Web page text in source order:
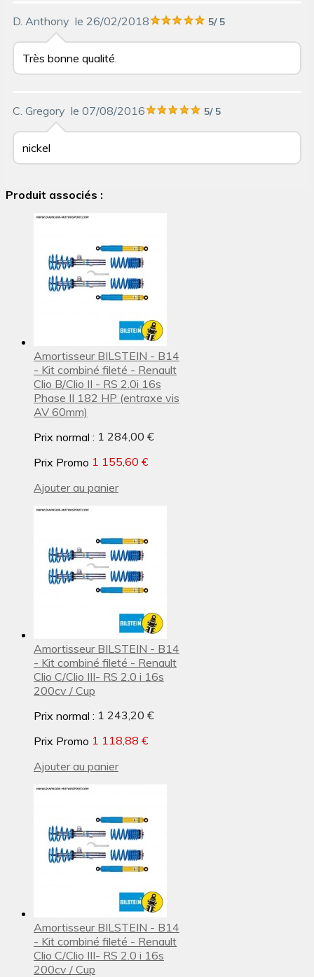
D. Anthony le 26/02/2018 5/ 5
Très bonne qualité.
C. Gregory le 07/08/2016 5/ 5
nickel
Produit associés :
Amortisseur BILSTEIN - B14
- Kit combiné fileté - Renault
Clio B/Clio II - RS 2.0i 16s
Phase II 182 HP (entraxe vis
AV 60mm)
Prix normal : 1 284,00 €
Prix Promo 1 155,60 €
Ajouter au panier
Amortisseur BILSTEIN - B14
- Kit combiné fileté - Renault
Clio C/Clio III- RS 2.0 i 16s
200cv / Cup
Prix normal : 1 243,20 €
Prix Promo 1 118,88 €
Ajouter au panier
Amortisseur BILSTEIN - B14
- Kit combiné fileté - Renault
Clio C/Clio III- RS 2.0 i 16s
200cv / Cup